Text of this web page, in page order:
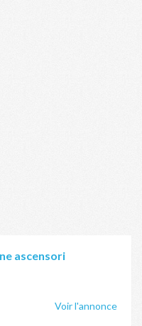
ascensori
Voir l'annonce